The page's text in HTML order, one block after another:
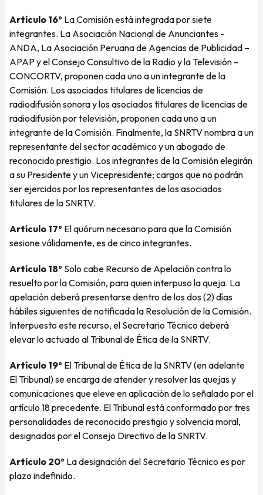
Artículo 16º La Comisión está integrada por siete
integrantes. La Asociación Nacional de Anunciantes -
ANDA, La Asociación Peruana de Agencias de Publicidad –
APAP y el Consejo Consultivo de la Radio y la Televisión –
CONCORTV, proponen cada uno a un integrante de la
Comisión. Los asociados titulares de licencias de
radiodifusión sonora y los asociados titulares de licencias de
radiodifusión por televisión, proponen cada uno a un
integrante de la Comisión. Finalmente, la SNRTV nombra a un
representante del sector académico y un abogado de
reconocido prestigio. Los integrantes de la Comisión elegirán
a su Presidente y un Vicepresidente; cargos que no podrán
ser ejercidos por los representantes de los asociados
titulares de la SNRTV.
Artículo 17º El quórum necesario para que la Comisión
sesione válidamente, es de cinco integrantes.
Artículo 18º Solo cabe Recurso de Apelación contra lo
resuelto por la Comisión, para quien interpuso la queja. La
apelación deberá presentarse dentro de los dos (2) días
hábiles siguientes de notificada la Resolución de la Comisión.
Interpuesto este recurso, el Secretario Técnico deberá
elevar lo actuado al Tribunal de Ética de la SNRTV.
Artículo 19º El Tribunal de Ética de la SNRTV (en adelante
El Tribunal) se encarga de atender y resolver las quejas y
comunicaciones que eleve en aplicación de lo señalado por el
artículo 18 precedente. El Tribunal está conformado por tres
personalidades de reconocido prestigio y solvencia moral,
designadas por el Consejo Directivo de la SNRTV.
Artículo 20º La designación del Secretario Técnico es por
plazo indefinido.